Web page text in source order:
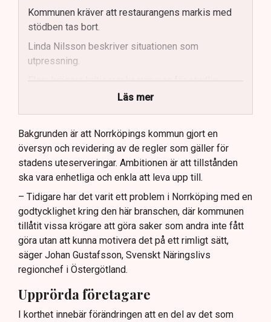
Kommunen kräver att restaurangens markis med
stödben tas bort.
Linda Nilsson beskriver situationen som
utpressning.
Flera krögare kritiserar kommunen för otydlig
Kommunen vill skapa enhetliga regler för
uteserveringar.
Lindas Kula ställer in uteserveringen för
sommaren.
Läs mer
Bakgrunden är att Norrköpings kommun gjort en
översyn och revidering av de regler som gäller för
stadens uteserveringar. Ambitionen är att tillstånden
ska vara enhetliga och enkla att leva upp till.
– Tidigare har det varit ett problem i Norrköping med en
godtycklighet kring den här branschen, där kommunen
tillåtit vissa krögare att göra saker som andra inte fått
göra utan att kunna motivera det på ett rimligt sätt,
säger Johan Gustafsson, Svenskt Näringslivs
regionchef i Östergötland.
Upprörda företagare
I korthet innebär förändringen att en del av det som